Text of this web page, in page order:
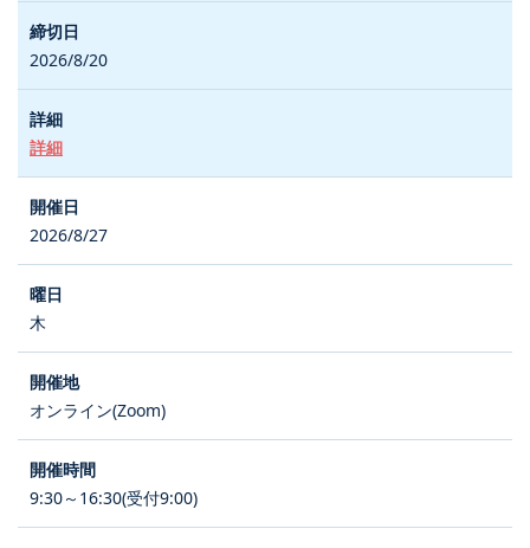
2026/8/20
詳細
2026/8/27
木
オンライン(Zoom)
9:30～16:30(受付9:00)